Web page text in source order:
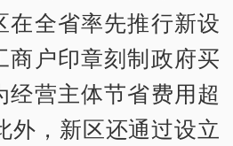
在全省率先推行新设
商户印章刻制政府买
经营主体节省费用超
外，新区还通过设立